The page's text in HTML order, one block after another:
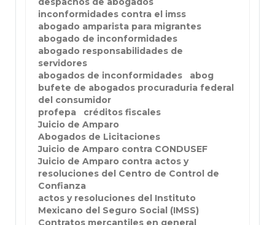
inconformidades contra el imss
abogado amparista para migrantes
abogado de inconformidades
abogado responsabilidades de
servidores
abogados de inconformidades
abog
bufete de abogados procuraduria federal
del consumidor
profepa
créditos fiscales
Juicio de Amparo
Abogados de Licitaciones
Juicio de Amparo contra CONDUSEF
Juicio de Amparo contra actos y
resoluciones del Centro de Control de
Confianza
actos y resoluciones del Instituto
Mexicano del Seguro Social (IMSS)
Contratos mercantiles en general